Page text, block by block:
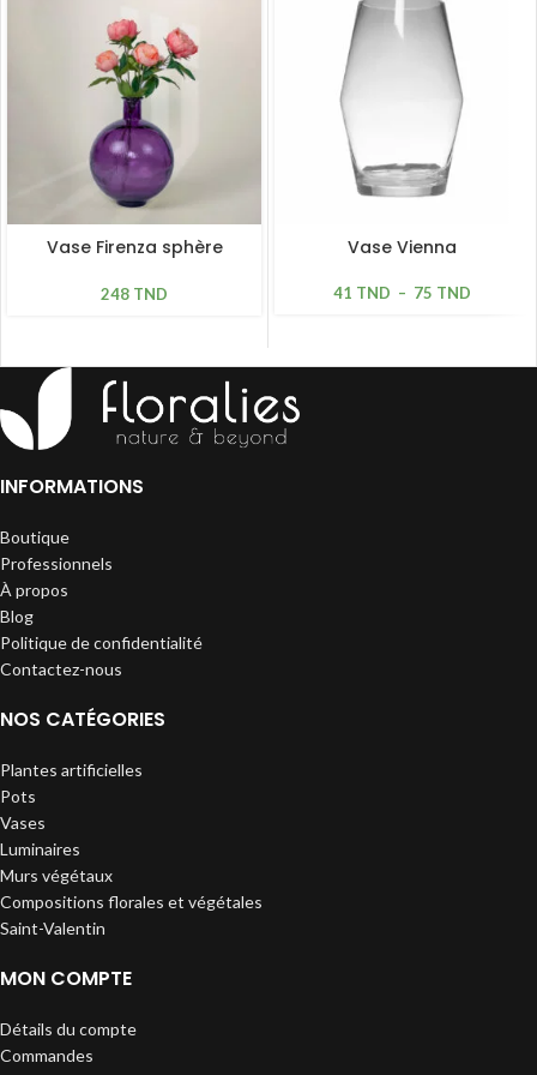
Vase Firenza sphère
248 TND
Vase Vienna
41 TND – 75 TND
INFORMATIONS
Boutique
Professionnels
À propos
Blog
Politique de confidentialité
Contactez-nous
NOS CATÉGORIES
Plantes artificielles
Pots
Vases
Luminaires
Murs végétaux
Compositions florales et végétales
Saint-Valentin
MON COMPTE
Détails du compte
Commandes